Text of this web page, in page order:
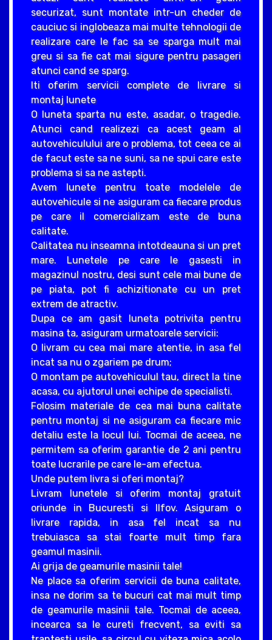
securizat, sunt montate intr-un cheder de
cauciuc si inglobeaza mai multe tehnologii de
realizare care le fac sa se sparga mult mai
greu si sa fie cat mai sigure pentru pasageri
atunci cand se sparg.
Iti oferim servicii complete de livrare si
montaj lunete
O luneta sparta nu este, asadar, o tragedie.
Atunci cand realizezi ca acest geam al
autovehiculului are o problema, tot ceea ce ai
de facut este sa ne suni, sa ne spui care este
problema si sa ne astepti.
Avem lunete pentru toate modelele de
autovehicule si ne asiguram ca fiecare produs
pe care il comercializam este de buna
calitate.
Calitatea nu inseamna intotdeauna si un pret
mare. Lunetele pe care le gasesti in
magazinul nostru, desi sunt cele mai bune de
pe piata, pot fi achizitionate cu un pret
extrem de atractiv.
Dupa ce am gasit luneta potrivita pentru
masina ta, asiguram urmatoarele servicii:
O livram cu cea mai mare atentie, in asa fel
incat sa nu o zgariem pe drum;
O montam pe autovehiculul tau, direct la tine
acasa, cu ajutorul unei echipe de specialisti.
Folosim materiale de cea mai buna calitate
pentru montaj si ne asiguram ca fiecare mic
detaliu este la locul lui. Tocmai de aceea, ne
permitem sa oferim garantie de 2 ani pentru
toate lucrarile pe care le-am efectua.
Unde putem livra si oferi montaj?
Livram lunetele si oferim montaj gratuit
oriunde in Bucuresti si Ilfov. Asiguram o
livrare rapida, in asa fel incat sa nu
trebuiasca sa stai foarte mult timp fara
geamul masinii.
Ai grija de geamurile masinii tale!
Ne place sa oferim servicii de buna calitate,
insa ne dorim sa te bucuri cat mai mult timp
de geamurile masinii tale. Tocmai de aceea,
incearca sa le cureti frecvent, sa eviti sa